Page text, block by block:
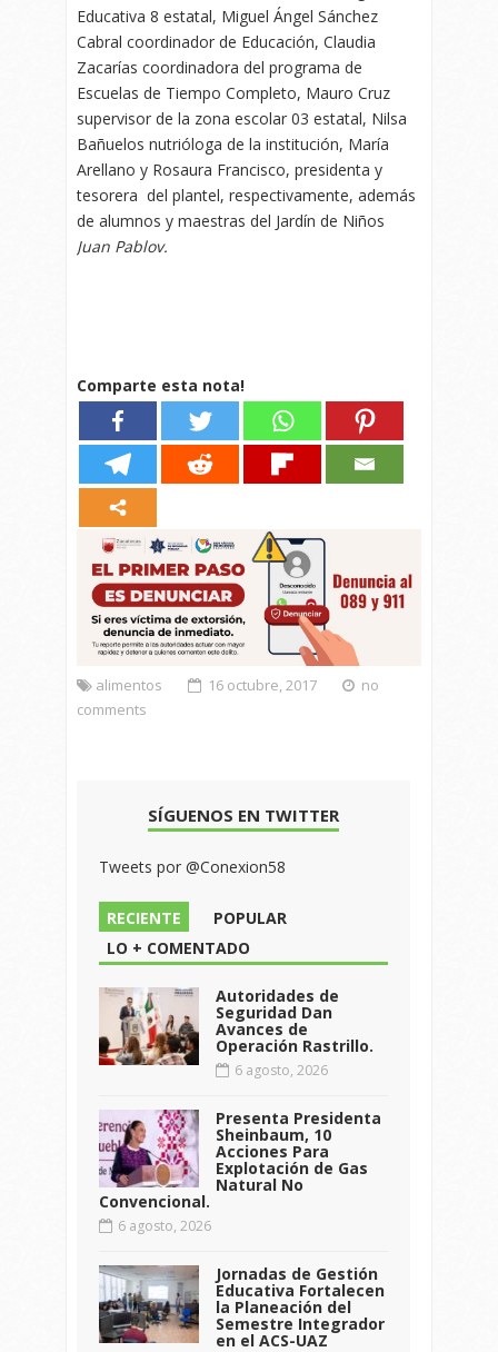
Educativa 8 estatal, Miguel Ángel Sánchez
Cabral coordinador de Educación, Claudia
Zacarías coordinadora del programa de
Escuelas de Tiempo Completo, Mauro Cruz
supervisor de la zona escolar 03 estatal, Nilsa
Bañuelos nutrióloga de la institución, María
Arellano y Rosaura Francisco, presidenta y
tesorera del plantel, respectivamente, además
de alumnos y maestras del Jardín de Niños
Juan Pablov.
Comparte esta nota!
alimentos 16 octubre, 2017
no
comments
SÍGUENOS EN TWITTER
Tweets por @Conexion58
RECIENTE
POPULAR
LO + COMENTADO
Autoridades de
Seguridad Dan
Avances de
Operación Rastrillo.
6 agosto, 2026
Presenta Presidenta
Sheinbaum, 10
Acciones Para
Explotación de Gas
Natural No
Convencional.
6 agosto, 2026
Jornadas de Gestión
Educativa Fortalecen
la Planeación del
Semestre Integrador
en el ACS-UAZ